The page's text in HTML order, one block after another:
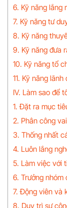
6. Kỹ năng lắng
7. Kỹ năng tư
8. Kỹ năng
9. Kỹ năng đưa
10. Kỹ năng tổ
11. Kỹ năng lãnh
IV. Làm sao để
1. Đặt ra mục
2. Phân công
3. Thống nhất
4. Luôn lắng
5. Làm việc với
6. Trưởng nhóm
7. Động viên và
8. Duy trì sự